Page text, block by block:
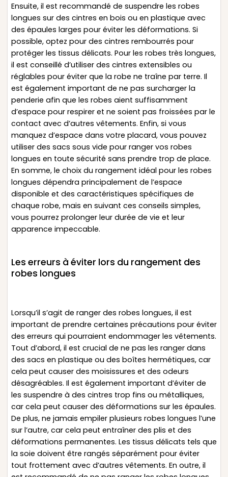
Ensuite, il est recommandé de suspendre les robes
longues sur des cintres en bois ou en plastique avec
des épaules larges pour éviter les déformations. Si
possible, optez pour des cintres rembourrés pour
protéger les tissus délicats. Pour les robes très longues,
il est conseillé d’utiliser des cintres extensibles ou
réglables pour éviter que la robe ne traîne par terre. Il
est également important de ne pas surcharger la
penderie afin que les robes aient suffisamment
d’espace pour respirer et ne soient pas froissées par le
contact avec d’autres vêtements. Enfin, si vous
manquez d’espace dans votre placard, vous pouvez
utiliser des sacs sous vide pour ranger vos robes
longues en toute sécurité sans prendre trop de place.
En somme, le choix du rangement idéal pour les robes
longues dépendra principalement de l’espace
disponible et des caractéristiques spécifiques de
chaque robe, mais en suivant ces conseils simples,
vous pourrez prolonger leur durée de vie et leur
apparence impeccable.
Les erreurs à éviter lors du rangement des
robes longues
Lorsqu’il s’agit de ranger des robes longues, il est
important de prendre certaines précautions pour éviter
des erreurs qui pourraient endommager les vêtements.
Tout d’abord, il est crucial de ne pas les ranger dans
des sacs en plastique ou des boîtes hermétiques, car
cela peut causer des moisissures et des odeurs
désagréables. Il est également important d’éviter de
les suspendre à des cintres trop fins ou métalliques,
car cela peut causer des déformations sur les épaules.
De plus, ne jamais empiler plusieurs robes longues l’une
sur l’autre, car cela peut entraîner des plis et des
déformations permanentes. Les tissus délicats tels que
la soie doivent être rangés séparément pour éviter
tout frottement avec d’autres vêtements. En outre, il